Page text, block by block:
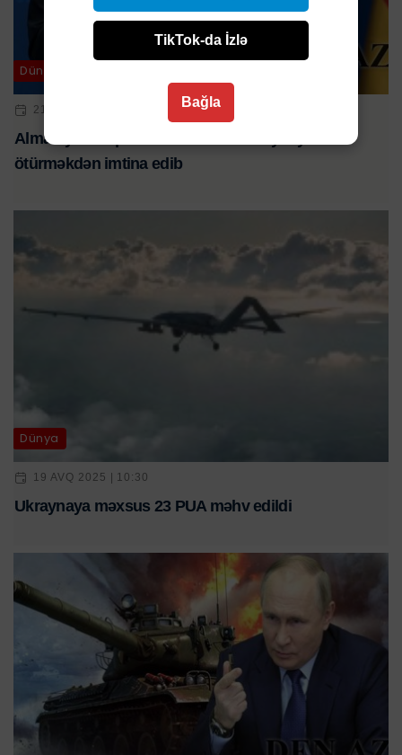
Dünya
21 SEN 2024 | 22:09
Almaniya uzaqmənzilli raketləri Ukraynaya
ötürməkdən imtina edib
Dünya
19 AVQ 2025 | 10:30
Ukraynaya məxsus 23 PUA məhv edildi
TikTok-da İzlə
Bağla